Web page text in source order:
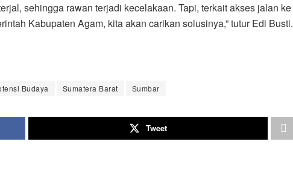
sehingga rawan terjadi kecelakaan. Tapi, terkait akses jalan ke
Kabupaten Agam, kita akan carikan solusinya,” tutur Edi Busti.
Budaya Sumatera Barat Sumbar
Tweet